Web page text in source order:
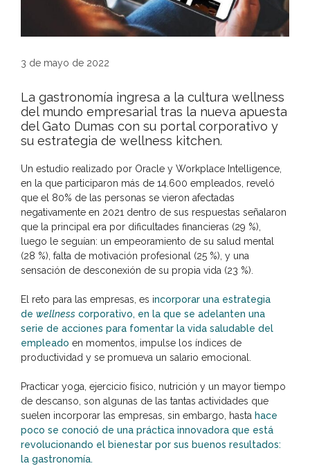
3 de mayo de 2022
La gastronomía ingresa a la cultura wellness
del mundo empresarial tras la nueva apuesta
del Gato Dumas con su portal corporativo y
su estrategia de wellness kitchen.
Un estudio realizado por Oracle y Workplace Intelligence,
en la que participaron más de 14.600 empleados, reveló
que el 80% de las personas se vieron afectadas
negativamente en 2021 dentro de sus respuestas señalaron
que la principal era por dificultades financieras (29 %),
luego le seguían: un empeoramiento de su salud mental
(28 %), falta de motivación profesional (25 %), y una
sensación de desconexión de su propia vida (23 %).
El reto para las empresas, es incorporar una estrategia
de wellness corporativo, en la que se adelanten una
serie de acciones para fomentar la vida saludable del
empleado en momentos, impulse los índices de
productividad y se promueva un salario emocional.
Practicar yoga, ejercicio físico, nutrición y un mayor tiempo
de descanso, son algunas de las tantas actividades que
suelen incorporar las empresas, sin embargo, hasta hace
poco se conoció de una práctica innovadora que está
revolucionando el bienestar por sus buenos resultados:
la gastronomía.